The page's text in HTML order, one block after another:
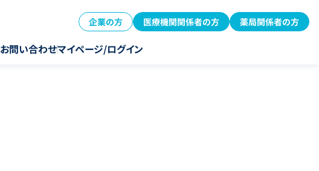
企業の方 医療機関関係者の方 薬局関係者の方
お問い合わせマイページ/ログイン